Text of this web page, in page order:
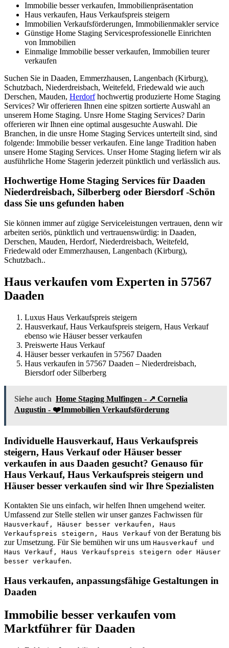
Immobilie besser verkaufen, Immobilienpräsentation
Haus verkaufen, Haus Verkaufspreis steigern
Immobilien Verkaufsförderungen, Immobilienmakler service
Günstige Home Staging Servicesprofessionelle Einrichten
von Immobilien
Einmalige Immobilie besser verkaufen, Immobilien teurer
verkaufen
Suchen Sie in Daaden, Emmerzhausen, Langenbach (Kirburg),
Schutzbach, Niederdreisbach, Weitefeld, Friedewald wie auch
Derschen, Mauden, Herdorfhochwertig produzierte Home Staging
Services? Wir offerieren Ihnen eine spitzen sortierte Auswahl an
unserem Home Staging. Unsre Home Staging Services? Darin
offerieren wir Ihnen eine optimal ausgesuchte Auswahl. Die
Branchen, in die unsre Home Staging Services unterteilt sind, sind
folgende: Immobilie besser verkaufen. Eine lange Tradition haben
unsere Home Staging Services. Unser Home Staging liefern wir als
ausführliche Home Stagerin jederzeit pünktlich und verlässlich aus.
Hochwertige Home Staging Services für Daaden
Niederdreisbach, Silberberg oder Biersdorf -Schön
dass Sie uns gefunden haben
Sie können immer auf zügige Serviceleistungen vertrauen, denn wir
arbeiten seriös, pünktlich und vertrauenswürdig: in Daaden,
Derschen, Mauden, Herdorf, Niederdreisbach, Weitefeld,
Friedewald oder Emmerzhausen, Langenbach (Kirburg),
Schutzbach..
Haus verkaufen vom Experten in 57567
Daaden
Luxus Haus Verkaufspreis steigern
Hausverkauf, Haus Verkaufspreis steigern, Haus Verkauf
ebenso wie Häuser besser verkaufen
Preiswerte Haus Verkauf
Häuser besser verkaufen in 57567 Daaden
Haus verkaufen in 57567 Daaden – Niederdreisbach,
Biersdorf oder Silberberg
Siehe auch Home Staging Mulfingen - ↗️ Cornelia
Augustin - ❤️Immobilien Verkaufsförderung
Individuelle Hausverkauf, Haus Verkaufspreis
steigern, Haus Verkauf oder Häuser besser
verkaufen in aus Daaden gesucht? Genauso für
Haus Verkauf, Haus Verkaufspreis steigern und
Häuser besser verkaufen sind wir Ihre Spezialisten
Kontakten Sie uns einfach, wir helfen Ihnen umgehend weiter.
Umfassend zur Stelle stellen wir unser ganzes Fachwissen für
Hausverkauf, Häuser besser verkaufen, Haus
Verkaufspreis steigern, Haus Verkauf von der Beratung bis
zur Umsetzung. Für Sie bemühen wir uns um Hausverkauf und
Haus Verkauf, Haus Verkaufspreis steigern oder Häuser
besser verkaufen.
Haus verkaufen, anpassungsfähige Gestaltungen in
Daaden
Immobilie besser verkaufen vom
Marktführer für Daaden